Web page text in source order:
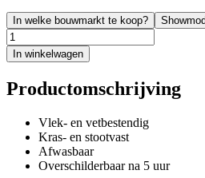
In welke bouwmarkt te koop?
In winkelwagen
Productomschrijving
Vlek- en vetbestendig
Kras- en stootvast
Afwasbaar
Overschilderbaar na 5 uur